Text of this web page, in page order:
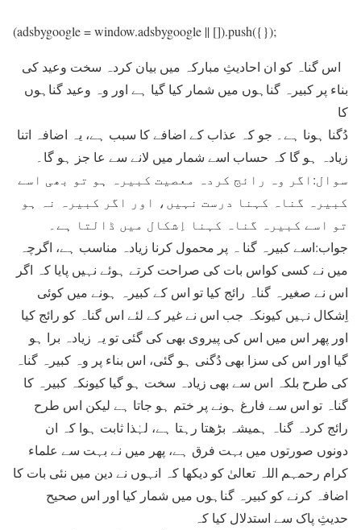
(adsbygoogle = window.adsbygoogle || []).push({});
اس گناہ کو ان احادیثِ مبارکہ میں بیان کردہ سخت وعید کی
بناء پر کبیرہ گناہوں میں شمار کیا گیا ہے اور وہ وعید گناہوں
کا
دُگنا ہونا ہے۔ جو کہ عذاب کے اضافے کا سبب ہے، یہ اضافہ اتنا
زیادہ ہو گا کہ حساب اسے شمار میں لانے سے عا جز ہو گا۔
سوال:اگر وہ رائج کردہ معصیت کبیرہ ہو تو بھی اسے
کبیرہ گناہ کہنا درست نہیں، اور اگر کبیرہ نہ ہو
تو اسے کبیرہ گناہ کہنا اِشکال میں ڈالتا ہے۔
جواب:اسے کبیرہ گنا ہ پر محمول کرنا زیادہ مناسب ہے، اگرچہ
میں نے کسی کواس بات کی صراحت کرتے ہوئے نہیں پایا کہ اگر
اس نے صغیرہ گناہ رائج کیا تو اس کے کبیرہ ہونے میں کوئی
اِشکال نہیں کیونکہ جب اس نے غیر کے لئے اس گناہ کو رائج کیا
اور پھر اس میں اس کی پیروی بھی کی گئی تو یہ زیادہ برا ہو
گیا اور اس کی سزا بھی دُگنی ہو گئی، اس بناء پر وہ کبیرہ گناہ
کی طرح بلکہ اس سے بھی زیادہ سخت ہو گیا کیونکہ کبیرہ کا
گناہ تو اس سے فارغ ہونے پر ختم ہو جاتا ہے لیکن اس طرح
رائج کردہ گناہ ہمیشہ بڑھتا رہتا ہے، لہٰذا ثابت ہوا کہ ان
دونوں صورتوں میں بہت فرق ہے، پھر میں نے بہت سے علماء
کرام رحمہم اللہ تعالیٰ کو دیکھا کہ انہوں نے دین میں نئی بات کا
اضافہ کرنے کو کبیرہ گناہوں میں شمار کیا اور اس صحیح
حدیثِ پاک سے استدلال کیا کہ